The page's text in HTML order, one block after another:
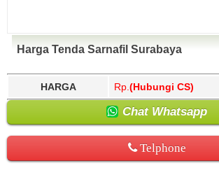
Harga Tenda Sarnafil Surabaya
HARGA Rp. (Hubungi CS)
Chat Whatsapp
Telphone